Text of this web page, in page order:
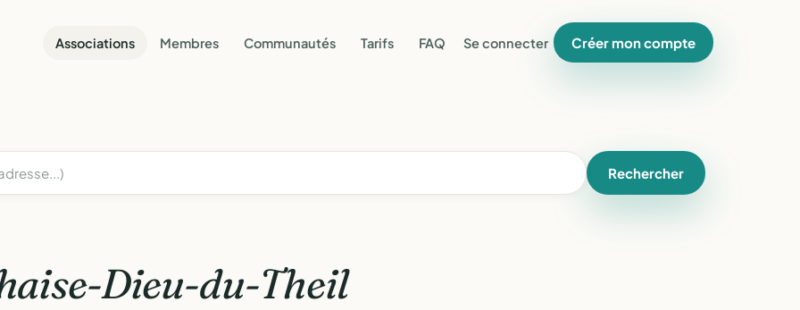
Associations Membres Communautés Tarifs FAQ Se connecter Créer mon compte
Rechercher
Dieu-du-Theil